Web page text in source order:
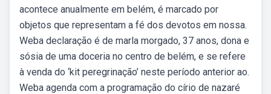
acontece anualmente em belém, é marcado por
objetos que representam a fé dos devotos em nossa.
Weba declaração é de marla morgado, 37 anos, dona e
sósia de uma doceria no centro de belém, e se refere
à venda do ‘kit peregrinação’ neste período anterior ao.
Weba agenda com a programação do círio de nazaré